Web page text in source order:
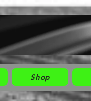
Shop